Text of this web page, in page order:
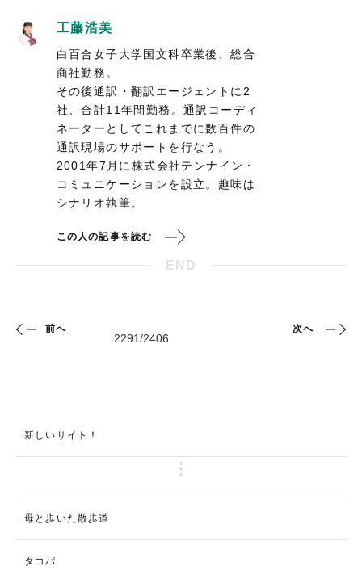
工藤浩美
白百合女子大学国文科卒業後、総合
商社勤務。
その後通訳・翻訳エージェントに2
社、合計11年間勤務。通訳コーディ
ネーターとしてこれまでに数百件の
通訳現場のサポートを行なう。
2001年7月に株式会社テンナイン・
コミュニケーションを設立。趣味は
シナリオ執筆。
この人の記事を読む
END
前へ 次へ
新しいサイト！
母と歩いた散歩道
タコパ